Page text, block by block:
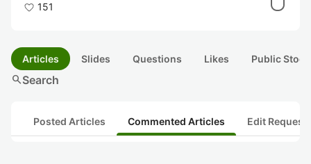
151
Articles Slides Questions Likes Public
searchSearch
Posted Articles Commented Articles Edit